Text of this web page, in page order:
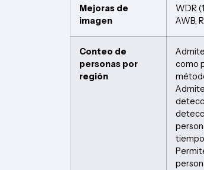
Mejoras de
imagen
WDR
AWB,
Conteo de
personas por
región
como